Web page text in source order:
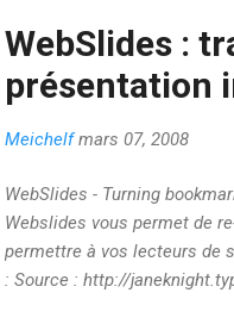
WebSlides :
présentation
Meichelf mars 07, 2008
WebSlides - Turning
Webslides vous permet de
permettre à vos lecteurs de
: Source : http://